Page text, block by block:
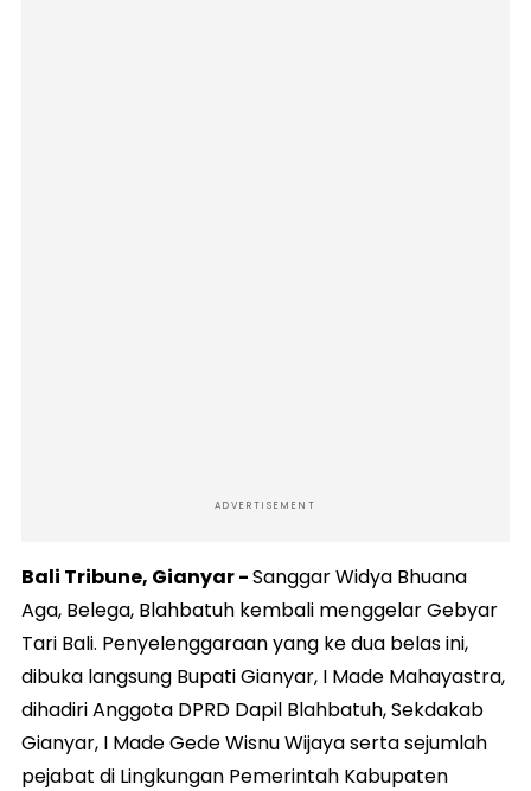
ADVERTISEMENT
Bali Tribune, Gianyar -Sanggar Widya Bhuana
Aga, Belega, Blahbatuh kembali menggelar Gebyar
Tari Bali. Penyelenggaraan yang ke dua belas ini,
dibuka langsung Bupati Gianyar, I Made Mahayastra,
dihadiri Anggota DPRD Dapil Blahbatuh, Sekdakab
Gianyar, I Made Gede Wisnu Wijaya serta sejumlah
pejabat di Lingkungan Pemerintah Kabupaten